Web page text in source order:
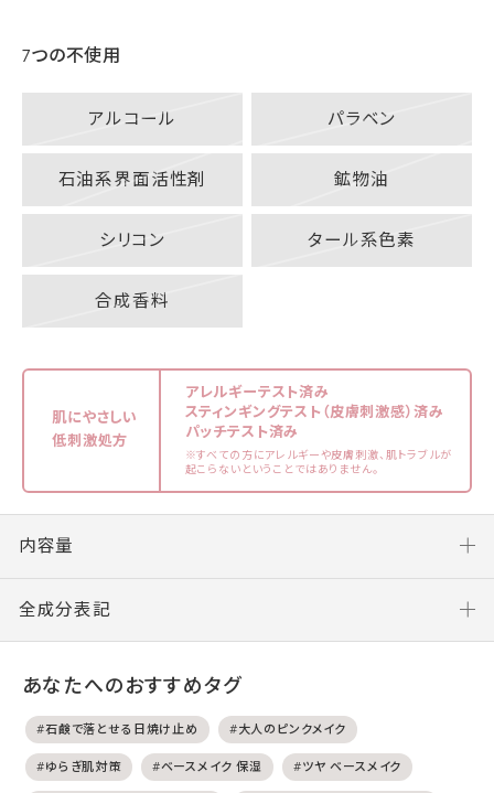
7つの不使用
アルコール パラベン
石油系界面活性剤 鉱物油
シリコン タール系色素
合成香料
肌にやさしい
低刺激処方
アレルギーテスト済み
スティンギングテスト（皮膚刺激感）済み
パッチテスト済み
※すべての方にアレルギーや皮膚刺激、肌トラブルが
起こらないということではありません。
内容量
全成分表記
あなたへのおすすめタグ
#石鹸で落とせる日焼け止め #大人のピンクメイク
#ゆらぎ肌対策 #ベースメイク 保湿 #ツヤ ベースメイク